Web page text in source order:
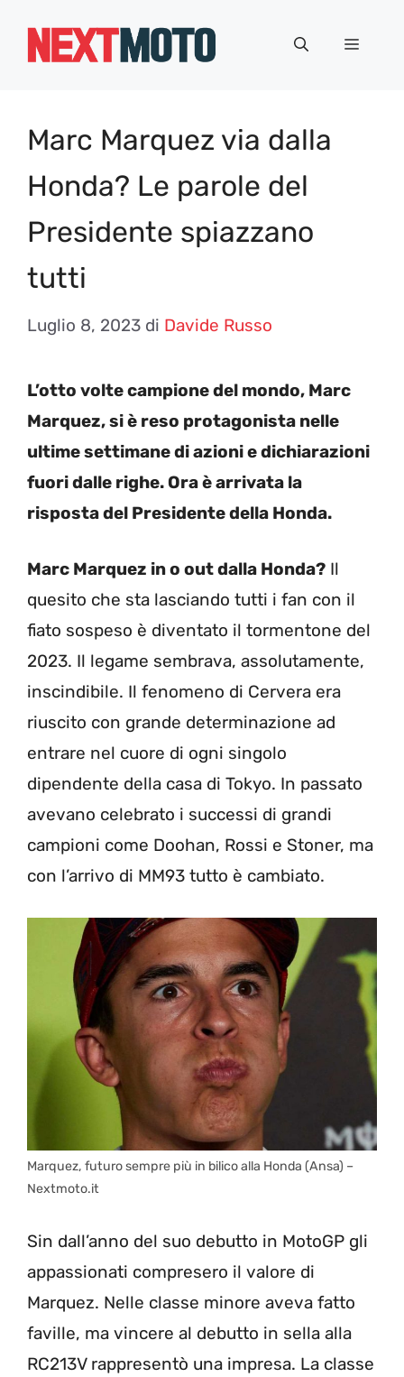
Menu
Marc Marquez via dalla
Honda? Le parole del
Presidente spiazzano
tutti
Luglio 8, 2023 di Davide Russo
L’otto volte campione del mondo, Marc
Marquez, si è reso protagonista nelle
ultime settimane di azioni e dichiarazioni
fuori dalle righe. Ora è arrivata la
risposta del Presidente della Honda.
Marc Marquez in o out dalla Honda? Il
quesito che sta lasciando tutti i fan con il
fiato sospeso è diventato il tormentone del
2023. Il legame sembrava, assolutamente,
inscindibile. Il fenomeno di Cervera era
riuscito con grande determinazione ad
entrare nel cuore di ogni singolo
dipendente della casa di Tokyo. In passato
avevano celebrato i successi di grandi
campioni come Doohan, Rossi e Stoner, ma
con l’arrivo di MM93 tutto è cambiato.
Marquez, futuro sempre più in bilico alla Honda (Ansa) –
Nextmoto.it
Sin dall’anno del suo debutto in MotoGP gli
appassionati compresero il valore di
Marquez. Nelle classe minore aveva fatto
faville, ma vincere al debutto in sella alla
RC213V rappresentò una impresa. La classe